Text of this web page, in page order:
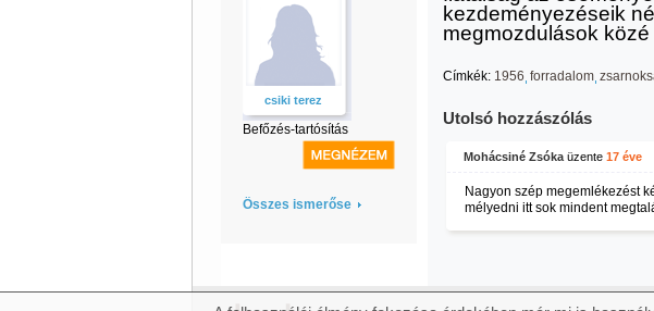
csiki terez
Befőzés-tartósítás
Összes ismerőse
kezdeményezéseik
megmozdulások
Címkék: 1956 forradalom
Utolsó hozzászólás
Mohácsiné Zsókaüzente 17 éve
Nagyon szép megemlékezést
mélyedni itt sok mindent